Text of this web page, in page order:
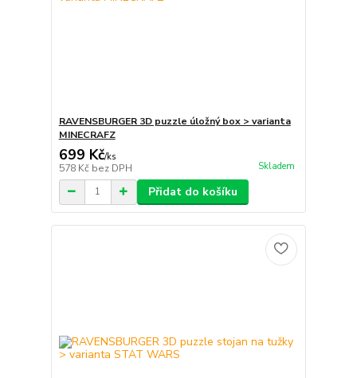
RAVENSBURGER 3D puzzle úložný box > varianta
MINECRAFZ
699 Kč/ks
578 Kč bez DPH Skladem
Přidat do košíku